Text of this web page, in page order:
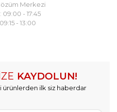
Merkezi
09:00 - 17:45
- 13:00
KAYDOLUN!
ürünlerden ilk siz haberdar